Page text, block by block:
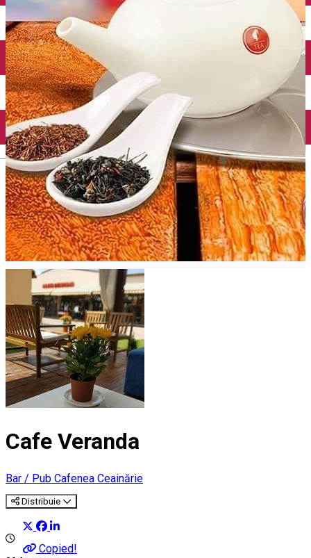
English
Închirieri auto
Închirieri biciclete
Taxi
Încărcare vehicule electrice
Cafe Veranda
Bar / Pub Cafenea Ceainărie
Distribuie
Copied!